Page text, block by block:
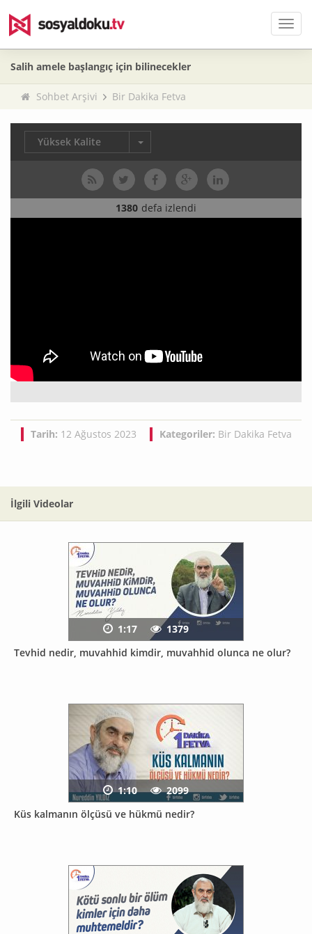
Menü
Salih amele başlangıç için bilinecekler
Sohbet Arşivi Bir Dakika Fetva
Yüksek Kalite
1380 defa izlendi
Tarih: 12 Ağustos 2023 Kategoriler: Bir Dakika Fetva
İlgili Videolar
Tevhid nedir, muvahhid kimdir, muvahhid olunca ne olur?
1:17 1379
Küs kalmanın ölçüsü ve hükmü nedir?
1:10 2099